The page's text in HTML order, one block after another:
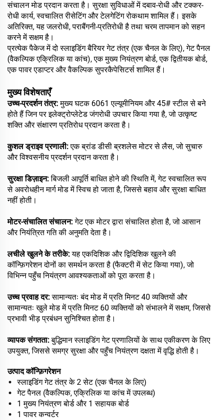
संचालन मोड प्रदान करता है। सुरक्षा सुविधाओं में दबाव-रोधी और टक्कर-
रोधी कार्य, स्वचालित रीसेटिंग और टेलगेटिंग रोकथाम शामिल हैं। इसके
अतिरिक्त, यह जलरोधी, पराबैंगनी-प्रतिरोधी है तथा चरम तापमान को सहन
करने में सक्षम है।
प्रत्येक पैकेज में दो स्लाइडिंग बैरियर गेट तंत्र (एक चैनल के लिए), गेट पैनल
(वैकल्पिक एक्रिलिक या कांच), एक मुख्य नियंत्रण बोर्ड, एक द्वितीयक बोर्ड,
एक पावर एडाप्टर और वैकल्पिक सुपरकैपेसिटर्स शामिल हैं।
मुख्य विशेषताएँ
उच्च-प्रदर्शन तंत्र‌:मुख्य घटक 6061 एल्यूमीनियम और 45# स्टील से बने
होते हैं जिन पर इलेक्ट्रोप्लेटेड जंगरोधी उपचार किया गया है, जो उत्कृष्ट
शक्ति और संक्षारण प्रतिरोध प्रदान करता है।
कुशल ड्राइव प्रणाली‌:एक ब्रांड डीसी ब्रशलेस मोटर से लैस, जो सुचारु
और विश्वसनीय प्रदर्शन प्रदान करता है।
सुरक्षा डिज़ाइन‌:बिजली आपूर्ति बाधित होने की स्थिति में, गेट स्वचालित रूप
से अवरोधहीन मार्ग मोड में स्विच हो जाता है, जिससे बहाव और सुरक्षा बाधित
नहीं होती।
मोटर-संचालित संचालन‌:गेट एक मोटर द्वारा संचालित होता है, जो आसान
और नियंत्रित गति की अनुमति देता है।
लचीले खुलने के तरीके‌:यह एकदिशिक और द्विदिशिक खुलने की
कॉन्फ़िगरेशन दोनों का समर्थन करता है (फैक्टरी में सेट किया गया), जो
विभिन्न पहुँच नियंत्रण आवश्यकताओं को पूरा करता है।
उच्च प्रवाह दर:सामान्यतः बंद मोड में प्रति मिनट 40 व्यक्तियों और
सामान्यतः खुले मोड में प्रति मिनट 60 व्यक्तियों को संभालने में सक्षम, जिससे
प्रभावी भीड़ प्रबंधन सुनिश्चित होता है।
व्यापक संगतता:बुद्धिमान स्लाइडिंग गेट प्रणालियों के साथ एकीकरण के लिए
उपयुक्त, जिससे समग्र सुरक्षा और पहुँच नियंत्रण दक्षता में वृद्धि होती है।
उत्पाद कॉन्फ़िगरेशन
स्लाइडिंग गेट तंत्र के 2 सेट (एक चैनल के लिए)
गेट पैनल (वैकल्पिक, एक्रिलिक या कांच में उपलब्ध)
1 मुख्य नियंत्रण बोर्ड और 1 सहायक बोर्ड
1 पावर कन्वर्टर